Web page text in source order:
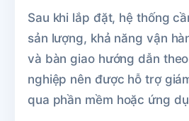
Sau khi lắp đặt, hệ thống
sản lượng, khả năng vận
và bàn giao hướng dẫn
nghiệp nên được hỗ trợ
qua phần mềm hoặc ứng